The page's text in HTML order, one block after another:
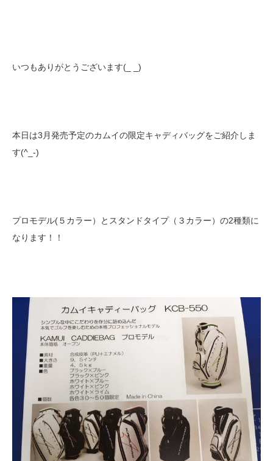
いつもありがとうございます(_ _)
本日は3月発売予定のカムイの限定キャディバッグをご紹介しま
す(^_-)
プロモデル(５カラー）とスタンドタイプ（３カラー）の2種類に
なります！！